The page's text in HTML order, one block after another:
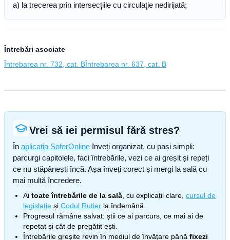
a) la trecerea prin intersecţiile cu circulaţie nedirijată;
Întrebări asociate
Întrebarea nr. 732, cat. BÎntrebarea nr. 637, cat. B
Vrei să iei permisul fără stres?
În aplicația SoferOnline înveți organizat, cu pași simpli:
parcurgi capitolele, faci întrebările, vezi ce ai greșit și repeți
ce nu stăpânești încă. Așa înveți corect și mergi la sală cu
mai multă încredere.
Ai toate întrebările de la sală , cu explicații clare, cursul de
legislație și Codul Rutier la îndemână.
Progresul rămâne salvat: știi ce ai parcurs, ce mai ai de
repetat și cât de pregătit ești.
Întrebările greșite revin în mediul de învățare până fixezi